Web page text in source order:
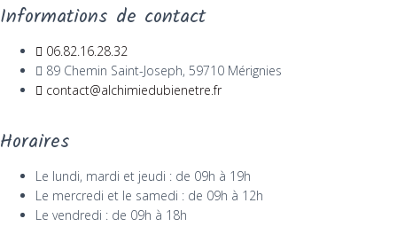
Informations de contact
06.82.16.28.32
89 Chemin Saint-Joseph, 59710 Mérignies
contact@alchimiedubienetre.fr
Horaires
Le lundi, mardi et jeudi : de 09h à 19h
Le mercredi et le samedi : de 09h à 12h
Le vendredi : de 09h à 18h